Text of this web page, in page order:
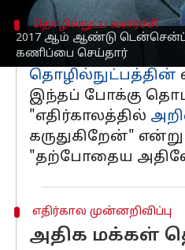
2017 ஆம் ஆண்டு டென்சென்ட்
கணிப்பை செய்தார்
தொழில்நுட்ப வளர்ச்சி
தொழில்நுட்பத்தின்
இந்தப் போக்கு
"எதிர்காலத்தில்
கருதுகிறேன்"
"தற்போதைய
எதிர்கால முன்னறிவிப்பு
அதிக மக்கள்